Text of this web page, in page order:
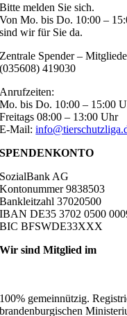
Bitte melden Sie sich.
Von Mo. bis Do. 10:00 –
sind wir für Sie da.
Zentrale Spender –
(035608) 419030
Anrufzeiten:
Mo. bis Do. 10:00 – 15:00
Freitags 08:00 – 13:00 Uhr
E-Mail:
SPENDENKONTO
SozialBank AG
Kontonummer 9838503
Bankleitzahl 37020500
IBAN DE35 3702 0500
BIC BFSWDE33XXX
Wir sind Mitglied im
100% gemeinnützig.
brandenburgischen